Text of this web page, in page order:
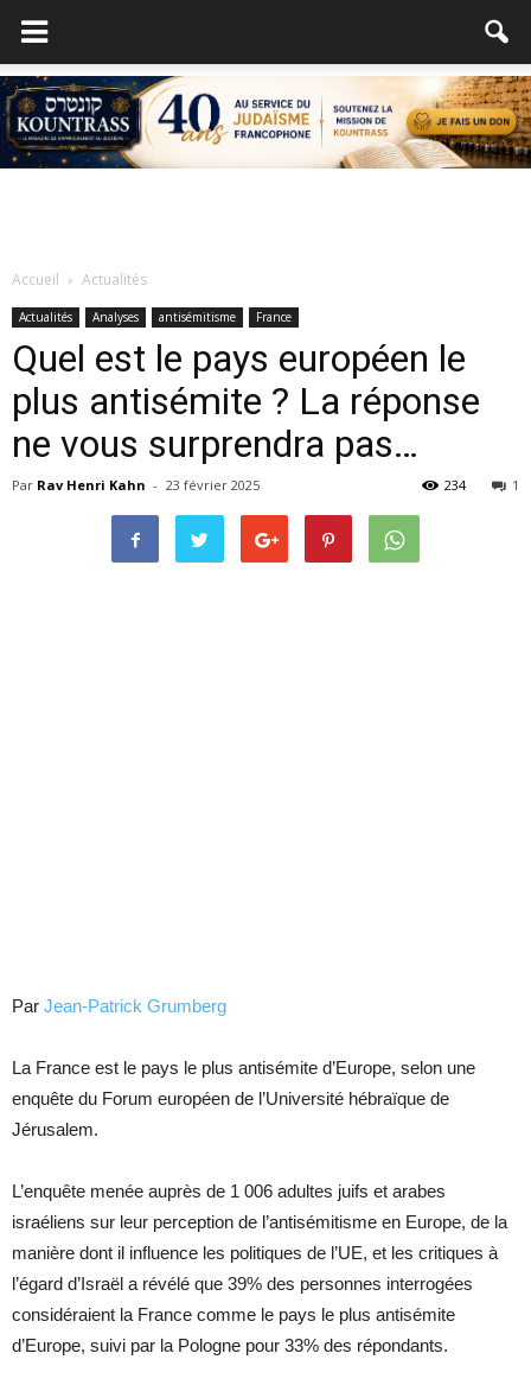
Accueil Actualités
Actualités Analyses antisémitisme France
Quel est le pays européen le
plus antisémite ? La réponse
ne vous surprendra pas…
Par Rav Henri Kahn - 23 février 2025 1
234
Par Jean-Patrick Grumberg
La France est le pays le plus antisémite d’Europe, selon une
enquête du Forum européen de l’Université hébraïque de
Jérusalem.
L’enquête menée auprès de 1 006 adultes juifs et arabes
israéliens sur leur perception de l’antisémitisme en Europe, de la
manière dont il influence les politiques de l’UE, et les critiques à
l’égard d’Israël a révélé que 39% des personnes interrogées
considéraient la France comme le pays le plus antisémite
d’Europe, suivi par la Pologne pour 33% des répondants.